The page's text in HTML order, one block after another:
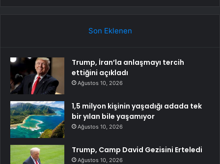
Son Eklenen
Trump, İran’la anlaşmayı tercih
ettiğini açıkladı
Ağustos 10, 2026
1,5 milyon kişinin yaşadığı adada tek
bir yılan bile yaşamıyor
Ağustos 10, 2026
Trump, Camp David Gezisini Erteledi
Ağustos 10, 2026